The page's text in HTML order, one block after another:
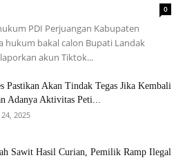
0
PDI Perjuangan Kabupaten
hukum bakal calon Bupati Landak
akun Tiktok...
Pastikan Akan Tindak Tegas Jika Kembali
Adanya Aktivitas Peti...
2025
Sawit Hasil Curian, Pemilik Ramp Ilegal